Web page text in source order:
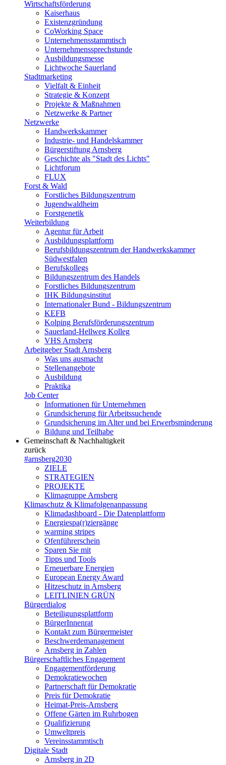
Wirtschaftsförderung
Kaiserhaus
Existenzgründung
CoWorking Space
Unternehmensstammtisch
Unternehmenssprechstunde
Ausbildungsmesse
Lichtwoche Sauerland
Stadtmarketing
Vielfalt & Einheit
Strategie & Konzept
Projekte & Maßnahmen
Netzwerke & Partner
Netzwerke
Handwerkskammer
Industrie- und Handelskammer
Bürgerstiftung Arnsberg
Geschichte als "Stadt des Lichts"
Lichtforum
FLUX
Forst & Wald
Forstliches Bildungszentrum
Jugendwaldheim
Forstgenetik
Weiterbildung
Agentur für Arbeit
Ausbildungsplattform
Berufsbildungszentrum der Handwerkskammer
Südwestfalen
Berufskollegs
Bildungszentrum des Handels
Forstliches Bildungszentrum
IHK Bildungsinstitut
Internationaler Bund - Bildungszentrum
KEFB
Kolping Berufsförderungszentrum
Sauerland-Hellweg Kolleg
VHS Arnsberg
Arbeitgeber Stadt Arnsberg
Was uns ausmacht
Stellenangebote
Ausbildung
Praktika
Job Center
Informationen für Unternehmen
Grundsicherung für Arbeitssuchende
Grundsicherung im Alter und bei Erwerbsminderung
Bildung und Teilhabe
Gemeinschaft & Nachhaltigkeit
zurück
#arnsberg2030
ZIELE
STRATEGIEN
PROJEKTE
Klimagruppe Arnsberg
Klimaschutz & Klimafolgenanpassung
Klimadashboard - Die Datenplattform
Energiespa(r)ziergänge
warming stripes
Ofenführerschein
Sparen Sie mit
Tipps und Tools
Erneuerbare Energien
European Energy Award
Hitzeschutz in Arnsberg
LEITLINIEN GRÜN
Bürgerdialog
Beteiligungsplattform
BürgerInnenrat
Kontakt zum Bürgermeister
Beschwerdemanagement
Arnsberg in Zahlen
Bürgerschaftliches Engagement
Engagementförderung
Demokratiewochen
Partnerschaft für Demokratie
Preis für Demokratie
Heimat-Preis-Arnsberg
Offene Gärten im Ruhrbogen
Qualifizierung
Umweltpreis
Vereinsstammtisch
Digitale Stadt
Arnsberg in 2D